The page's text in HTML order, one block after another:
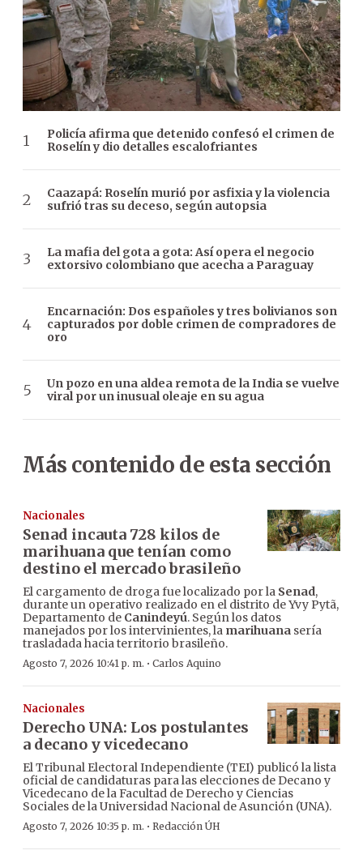
Policía afirma que detenido confesó el crimen de
Roselín y dio detalles escalofriantes
Caazapá: Roselín murió por asfixia y la violencia
sufrió tras su deceso, según autopsia
La mafia del gota a gota: Así opera el negocio
extorsivo colombiano que acecha a Paraguay
Encarnación: Dos españoles y tres bolivianos son
capturados por doble crimen de compradores de
oro
Un pozo en una aldea remota de la India se vuelve
viral por un inusual oleaje en su agua
Más contenido de esta sección
Nacionales
Senad incauta 728 kilos de
marihuana que tenían como
destino el mercado brasileño
El cargamento de droga fue localizado por la Senad,
durante un operativo realizado en el distrito de Yvy Pytã,
Departamento de Canindeyú. Según los datos
manejados por los intervinientes, la marihuana sería
trasladada hacia territorio brasileño.
Agosto 7, 2026 10:41 p. m. · Carlos Aquino
Nacionales
Derecho UNA: Los postulantes
a decano y vicedecano
El Tribunal Electoral Independiente (TEI) publicó la lista
oficial de candidaturas para las elecciones de Decano y
Vicedecano de la Facultad de Derecho y Ciencias
Sociales de la Universidad Nacional de Asunción (UNA).
Agosto 7, 2026 10:35 p. m. · Redacción ÚH